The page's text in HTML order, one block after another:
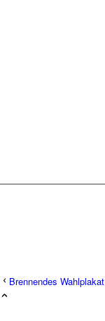
Brennendes Wahlplakat